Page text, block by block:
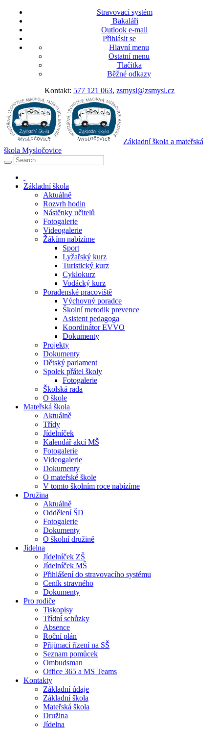
Stravovací systém
Bakaláři
Outlook e-mail
Přihlásit se
Hlavní menu
Ostatní menu
Tlačítka
Běžné odkazy
Kontakt: 577 121 063, zsmysl@zsmysl.cz
Základní škola a mateřská
škola Mysločovice
Základní škola
Aktuálně
Rozvrh hodin
Nástěnky učitelů
Fotogalerie
Videogalerie
Žákům nabízíme
Sport
Lyžařský kurz
Turistický kurz
Cyklokurz
Vodácký kurz
Poradenské pracoviště
Výchovný poradce
Školní metodik prevence
Asistent pedagoga
Koordinátor EVVO
Dokumenty
Projekty
Dokumenty
Dětský parlament
Spolek přátel školy
Fotogalerie
Školská rada
O škole
Mateřská škola
Aktuálně
Třídy
Jídelníček
Kalendář akcí MŠ
Fotogalerie
Videogalerie
Dokumenty
O mateřské škole
V tomto školním roce nabízíme
Družina
Aktuálně
Oddělení ŠD
Fotogalerie
Dokumenty
O školní družině
Jídelna
Jídelníček ZŠ
Jídelníček MŠ
Přihlášení do stravovacího systému
Ceník stravného
Dokumenty
Pro rodiče
Tiskopisy
Třídní schůzky
Absence
Roční plán
Přijímací řízení na SŠ
Seznam pomůcek
Ombudsman
Office 365 a MS Teams
Kontakty
Základní údaje
Základní škola
Mateřská škola
Družina
Jídelna